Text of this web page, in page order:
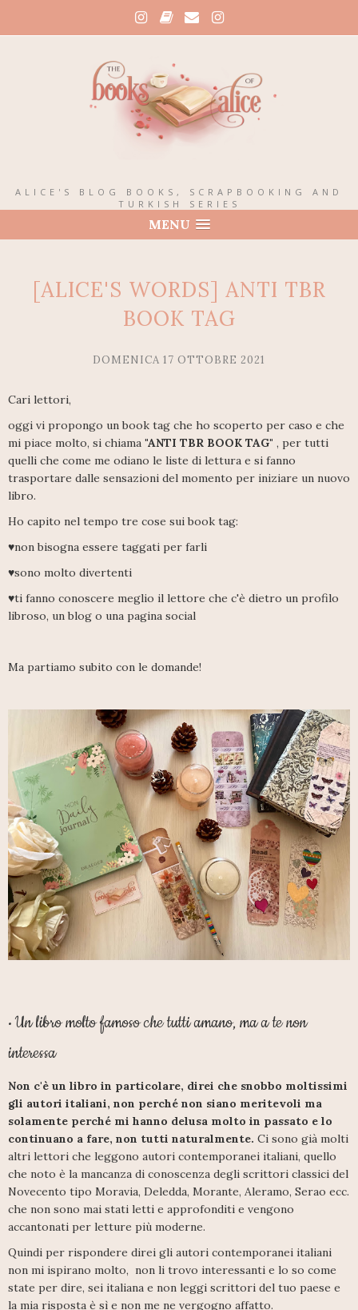
ALICE'S BLOG BOOKS, SCRAPBOOKING AND
TURKISH SERIES
MENU
[ALICE'S WORDS] ANTI TBR
BOOK TAG
DOMENICA 17 OTTOBRE 2021
Cari lettori,
oggi vi propongo un book tag che ho scoperto per caso e che
mi piace molto, si chiama "ANTI TBR BOOK TAG" , per tutti
quelli che come me odiano le liste di lettura e si fanno
trasportare dalle sensazioni del momento per iniziare un nuovo
libro.
Ho capito nel tempo tre cose sui book tag:
♥non bisogna essere taggati per farli
♥sono molto divertenti
♥ti fanno conoscere meglio il lettore che c'è dietro un profilo
libroso, un blog o una pagina social
Ma partiamo subito con le domande!
•Un libro molto famoso che tutti amano, ma a te non
interessa
Non c'è un libro in particolare, direi che snobbo moltissimi
gli autori italiani, non perché non siano meritevoli ma
solamente perché mi hanno delusa molto in passato e lo
continuano a fare, non tutti naturalmente. Ci sono già molti
altri lettori che leggono autori contemporanei italiani, quello
che noto è la mancanza di conoscenza degli scrittori classici del
Novecento tipo Moravia, Deledda, Morante, Aleramo, Serao ecc.
che non sono mai stati letti e approfonditi e vengono
accantonati per letture più moderne.
Quindi per rispondere direi gli autori contemporanei italiani
non mi ispirano molto, non li trovo interessanti e lo so come
state per dire, sei italiana e non leggi scrittori del tuo paese e
la mia risposta è sì e non me ne vergogno affatto.